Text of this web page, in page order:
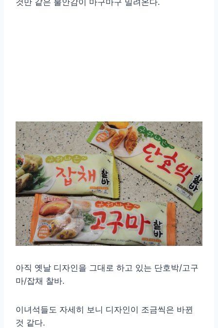
아직 옛날 디자인을 그대로 하고 있는 단호박/고구
마/잡채 찰바.
이녀석들도 자세히 보니 디자인이 조금씩은 바뀐
것 같다.